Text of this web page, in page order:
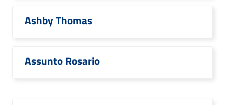
Ashby Thomas
Assunto Rosario